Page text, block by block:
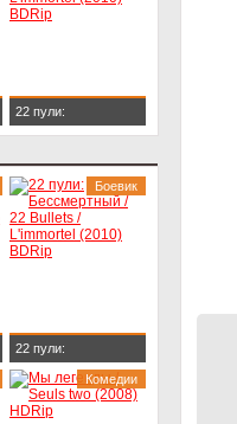
22 пули:
(2010) BDRip
22 пули:
Бессмертный / 22
Bullets / L'immortel
Боевик
Комедии